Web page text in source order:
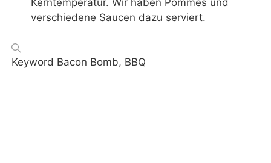
verschiedene Saucen dazu serviert.
Keyword Bacon Bomb, BBQ